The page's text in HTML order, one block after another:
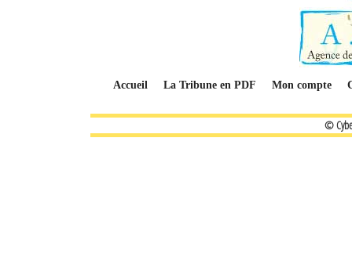
Accueil La Tribune en PDF Mon compte
©